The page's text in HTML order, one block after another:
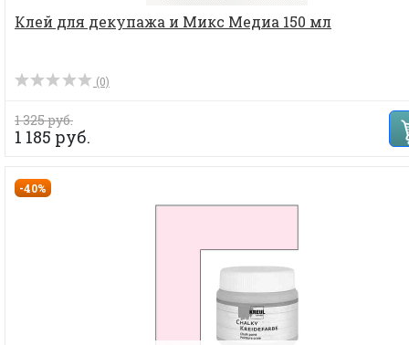
Клей для декупажа и Микс Медиа 150 мл
(0)
1 325 руб.
1 185 руб.
-40%